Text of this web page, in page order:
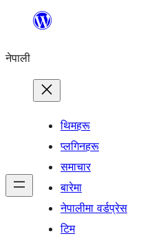
सामग्रीमा
नेपाली
थिमहरू
प्लगिनहरू
समाचार
बारेमा
नेपालीमा वर्डप्रेस
टिम